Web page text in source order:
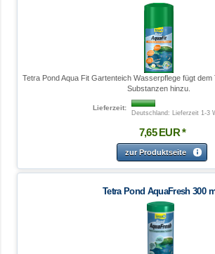
Tetra Pond Aqua Fit Gartenteich Wasserpflege fügt dem
Substanzen hinzu.
Lieferzeit:
Deutschland: Lieferzeit 1-3
7,65 EUR*
zur Produktseite
Tetra Pond AquaFresh 300